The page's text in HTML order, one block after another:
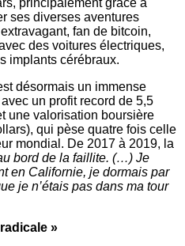
ses diverses aventures
fan de bitcoin,
des voitures électriques,
implants cérébraux.
désormais un immense
un profit record de 5,5
une valorisation boursière
qui pèse quatre fois celle
mondial. De 2017 à 2019, la
bord de la faillite. (…) Je
en Californie, je dormais par
je n’étais pas dans ma tour
»